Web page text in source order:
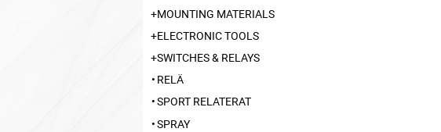
MOUNTING MATERIALS
ELECTRONIC TOOLS
SWITCHES & RELAYS
RELÄ
SPORT RELATERAT
SPRAY